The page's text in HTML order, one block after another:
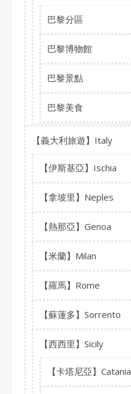
巴黎分區
巴黎博物館
巴黎景點
巴黎美食
【義大利旅遊】Italy
【伊斯基亞】Ischia
【拿坡里】Neples
【熱那亞】Genoa
【米蘭】Milan
【羅馬】Rome
【蘇蓮多】Sorrento
【西西里】Sicily
【卡塔尼亞】Catania